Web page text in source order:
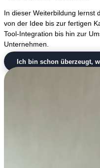
In dieser Weiterbildung lernst
von der Idee bis zur fertigen
Tool-Integration bis hin zur
Unternehmen.
Ich bin schon überzeugt,